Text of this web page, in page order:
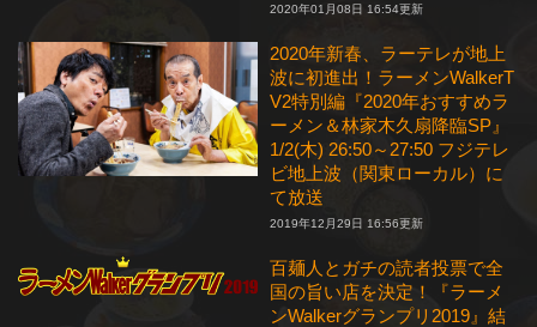
2020年01月08日 16:54更新
2020年新春、ラーテレが地上
波に初進出！ラーメンWalkerT
V2特別編『2020年おすすめラ
ーメン＆林家木久扇降臨SP』
1/2(木) 26:50～27:50 フジテレ
ビ地上波（関東ローカル）に
て放送
2019年12月29日 16:56更新
百麺人とガチの読者投票で全
国の旨い店を決定！『ラーメ
ンWalkerグランプリ2019』結